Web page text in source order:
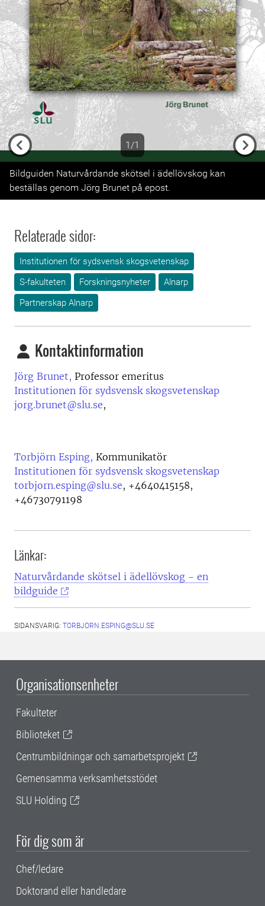
1/1
Previous
Bildguiden Naturvårdande skötsel i ädellövskog kan
beställas genom Jörg Brunet på epost.
Relaterade sidor:
Institutionen för sydsvensk skogsvetenskap
S-fakulteten
Forskningsnyheter
Alnarp
Partnerskap Alnarp
Kontaktinformation
Jörg Brunet, Professor emeritus
Institutionen för sydsvensk skogsvetenskap
jorg.brunet@slu.se,
Torbjörn Esping, Kommunikatör
Institutionen för sydsvensk skogsvetenskap
torbjorn.esping@slu.se, +4640415158,
+46730791198
Länkar:
Naturvårdande skötsel i ädellövskog - en
bildguide
SIDANSVARIG: TORBJORN.ESPING@SLU.SE
Organisationsenheter
Fakulteter
Biblioteket
Centrumbildningar och samarbetsprojekt
Gemensamma verksamhetsstödet
SLU Holding
För dig som är
Chef/ledare
Doktorand eller handledare